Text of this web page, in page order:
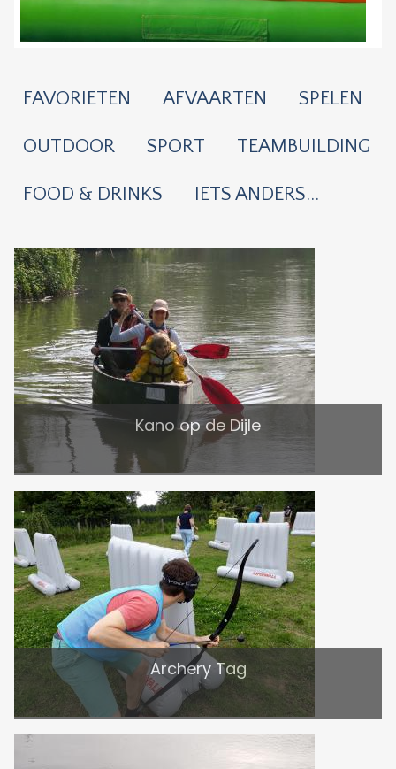
FAVORIETEN AFVAARTEN SPELEN
OUTDOOR SPORT TEAMBUILDING
FOOD & DRINKS IETS ANDERS...
Kano op de Dijle
Archery Tag